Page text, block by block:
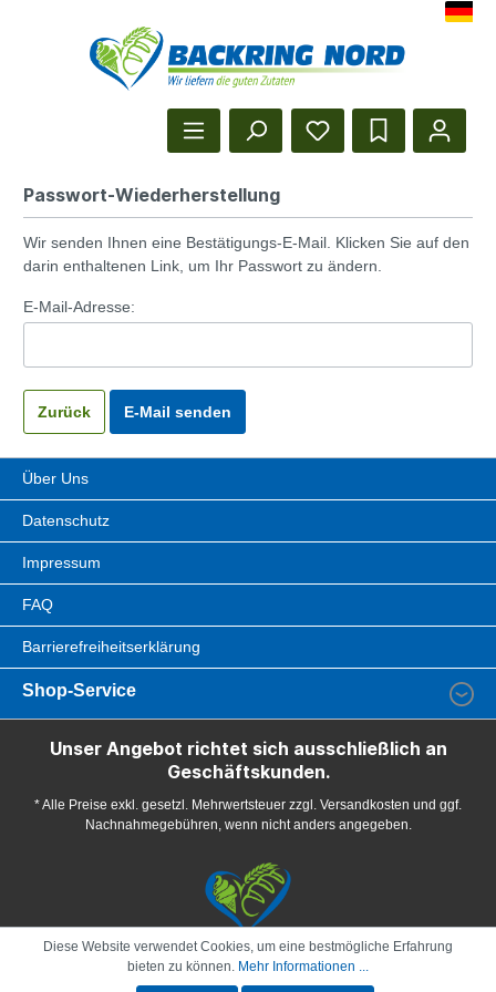
Herzlich Willkommen beim
Passwort-Wiederherstellung
Wir senden Ihnen eine Bestätigungs-E-Mail. Klicken Sie auf den
darin enthaltenen Link, um Ihr Passwort zu ändern.
E-Mail-Adresse:
Zurück E-Mail senden
Über Uns
Datenschutz
Impressum
FAQ
Barrierefreiheitserklärung
Shop-Service
Unser Angebot richtet sich ausschließlich an
Geschäftskunden.
* Alle Preise exkl. gesetzl. Mehrwertsteuer zzgl. Versandkosten und ggf.
Nachnahmegebühren, wenn nicht anders angegeben.
Diese Website verwendet Cookies, um eine bestmögliche Erfahrung
bieten zu können. Mehr Informationen ...